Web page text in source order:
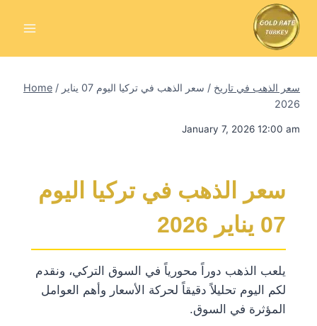
Home / سعر الذهب في تاريخ /
سعر الذهب في تركيا اليوم 07 يناير
2026
January 7, 2026 12:00 am
سعر الذهب في تركيا اليوم
07 يناير 2026
يلعب الذهب دوراً محورياً في السوق التركي، ونقدم
لكم اليوم تحليلاً دقيقاً لحركة الأسعار وأهم العوامل
المؤثرة في السوق.